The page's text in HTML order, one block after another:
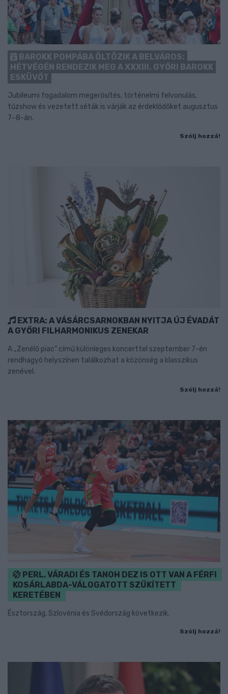
BAROKK POMPÁBA ÖLTÖZIK A BELVÁROS:
HÉTVÉGÉN RENDEZIK MEG A XXXIII. GYŐRI BAROKK
ESKÜVŐT
Jubileumi fogadalom megerősítés, történelmi felvonulás,
tűzshow és vezetett séták is várják az érdeklődőket augusztus
7–8-án.
Szólj hozzá!
EXTRA: A VÁSÁRCSARNOKBAN NYITJA ÚJ ÉVADÁT
A GYŐRI FILHARMONIKUS ZENEKAR
A „Zenélő piac” című különleges koncerttel szeptember 7-én
rendhagyó helyszínen találkozhat a közönség a klasszikus
zenével.
Szólj hozzá!
PERL, VÁRADI ÉS TANOH DEZ IS OTT VAN A FÉRFI
KOSÁRLABDA-VÁLOGATOTT SZŰKÍTETT
KERETÉBEN
Észtország, Szlovénia és Svédország következik.
Szólj hozzá!